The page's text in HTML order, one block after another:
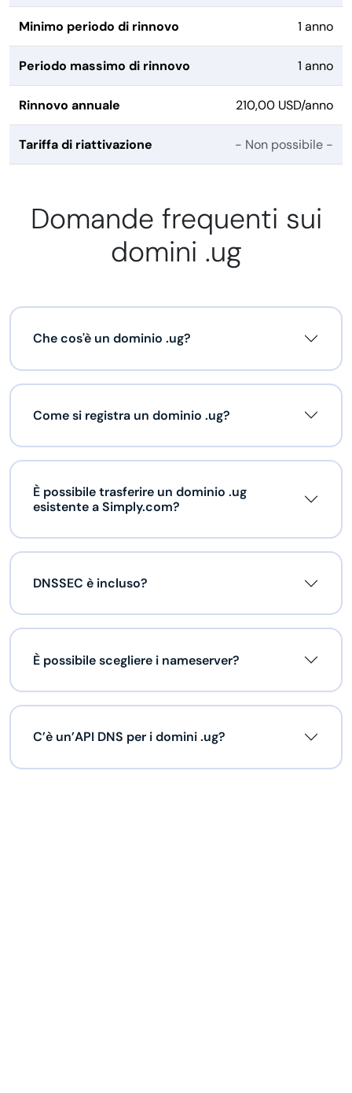
Minimo periodo di rinnovo 1 anno
Periodo massimo di rinnovo 1 anno
Rinnovo annuale 210,00 USD/anno
Tariffa di riattivazione - Non possibile -
Domande frequenti sui
domini .ug
Che cos'è un dominio .ug?
Come si registra un dominio .ug?
È possibile trasferire un dominio .ug
esistente a Simply.com?
DNSSEC è incluso?
È possibile scegliere i nameserver?
C’è un’API DNS per i domini .ug?